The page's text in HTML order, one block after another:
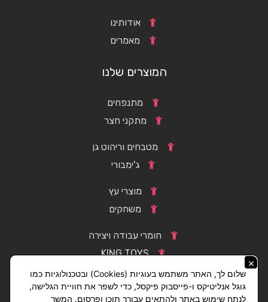
אודותינו
מאמרים
המוצרים שלנו
מתנפחים
מתקני חצר
מטבחים וריהוט גן
ג'ימבורי
מוצרי עץ
משחקים
חומרי עבודה ויצירה
KING TOYS
×
שלום לך, האתר משתמש בעוגיות (Cookies) ובטכנולוגיות כמו
גוגל אנליטיקס ו-פייסבוק פיקסל, כדי לשפר את חוויית הגלישה,
לנתח שימוש באתר ולהתאים עבורך תוכן ופרסום. המשך